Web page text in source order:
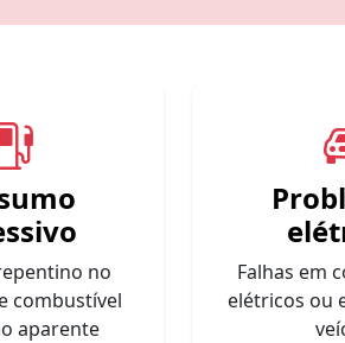
no
combustível
aparente
Falhas em
elétricos ou